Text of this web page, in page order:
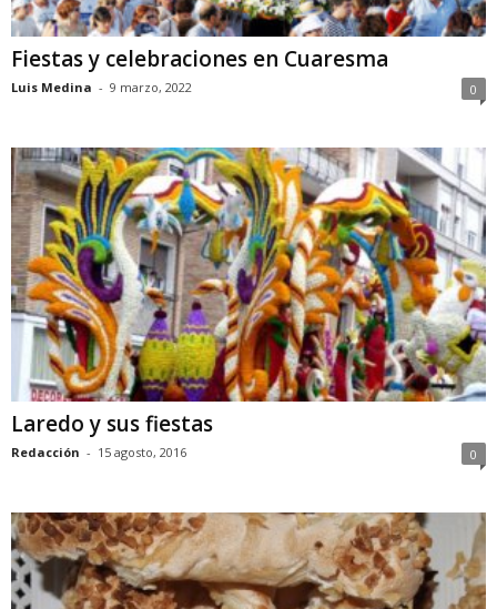
Fiestas y celebraciones en Cuaresma
Luis Medina - 9 marzo, 2022 0
Laredo y sus fiestas
Redacción - 15 agosto, 2016 0